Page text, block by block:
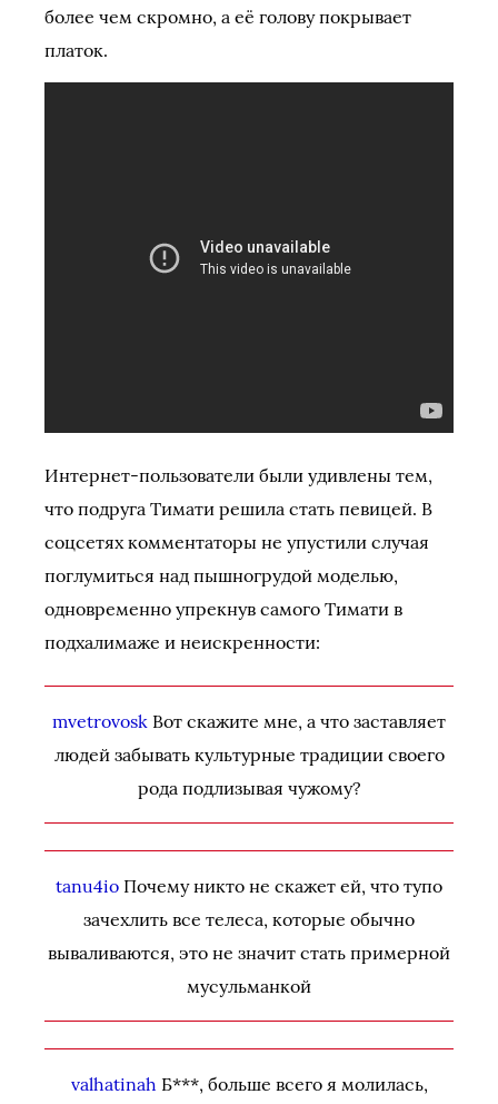
более чем скромно, а её голову покрывает
платок.
Интернет-пользователи были удивлены тем,
что подруга Тимати решила стать певицей. В
соцсетях комментаторы не упустили случая
поглумиться над пышногрудой моделью,
одновременно упрекнув самого Тимати в
подхалимаже и неискренности:
mvetrovosk Вот скажите мне, а что заставляет
людей забывать культурные традиции своего
рода подлизывая чужому?
tanu4io Почему никто не скажет ей, что тупо
зачехлить все телеса, которые обычно
вываливаются, это не значит стать примерной
мусульманкой
valhatinah Б***, больше всего я молилась,